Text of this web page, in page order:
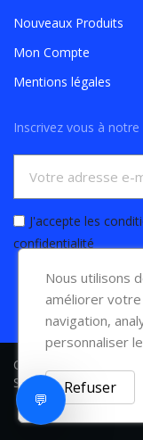
Nouveaux Produits
Mon Compte
Mentions légales
Inscrivez vous à
J'accepte les
confidentialité
Copyright 2026 ©
Site réalisé par :
Nous utilisons
améliorer
navigation,
personnaliser
Refuser
💬